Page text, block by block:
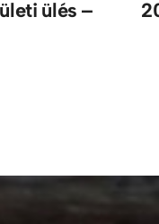
ülés –